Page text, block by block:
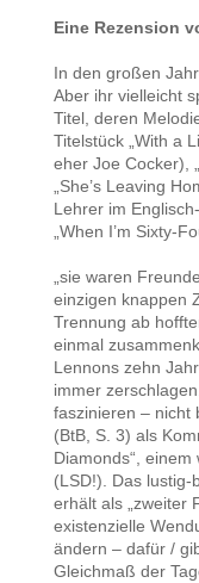
Eine Rezension
In den großen
Aber ihr vielleicht
Titel, deren
Titelstück „With a
eher Joe Cocker),
„She’s Leaving
Lehrer im
„When I’m Sixty-
„sie waren
einzigen knappen
Trennung ab
einmal
Lennons zehn
immer
faszinieren – nicht
(BtB, S. 3) als
Diamonds“,
(LSD!). Das lustig-
erhält als „zweiter
existenzielle
ändern – dafür /
Gleichmaß der